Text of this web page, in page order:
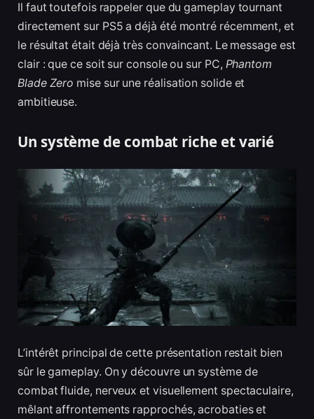
Il faut toutefois rappeler que du gameplay tournant
directement sur PS5 a déjà été montré récemment, et
le résultat était déjà très convaincant. Le message est
clair : que ce soit sur console ou sur PC, Phantom
Blade Zero mise sur une réalisation solide et
ambitieuse.
Un système de combat riche et varié
L’intérêt principal de cette présentation restait bien
sûr le gameplay. On y découvre un système de
combat fluide, nerveux et visuellement spectaculaire,
mêlant affrontements rapprochés, acrobaties et